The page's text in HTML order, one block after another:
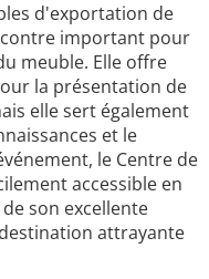
d'exportation de
important pour
meuble. Elle offre
la présentation de
elle sert également
et le
le Centre de
accessible en
son excellente
attrayante